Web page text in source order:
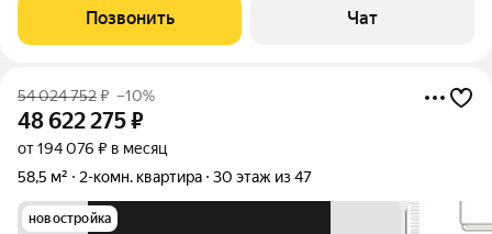
Метро 2 минуты. Поможем настроить поток арендаторов.
Предлагаю стильный и
Позвонить Чат
54 024 752₽ –10%
48 622 275₽
от 194 076 ₽ в месяц
58,5 м²
2-комн. квартира 30 этаж из 47
новостройка